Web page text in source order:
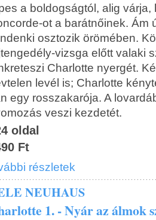
a boldogságtól, alig
ot a barátnőinek. Ám
osztozik örömében.
vizsga előtt valaki
Charlotte nyergét.
levél is; Charlotte
egy rosszakarója. A
veszi kezdetét.
oldal
Ft
részletek
NEUHAUS
1. - Nyár az álmok